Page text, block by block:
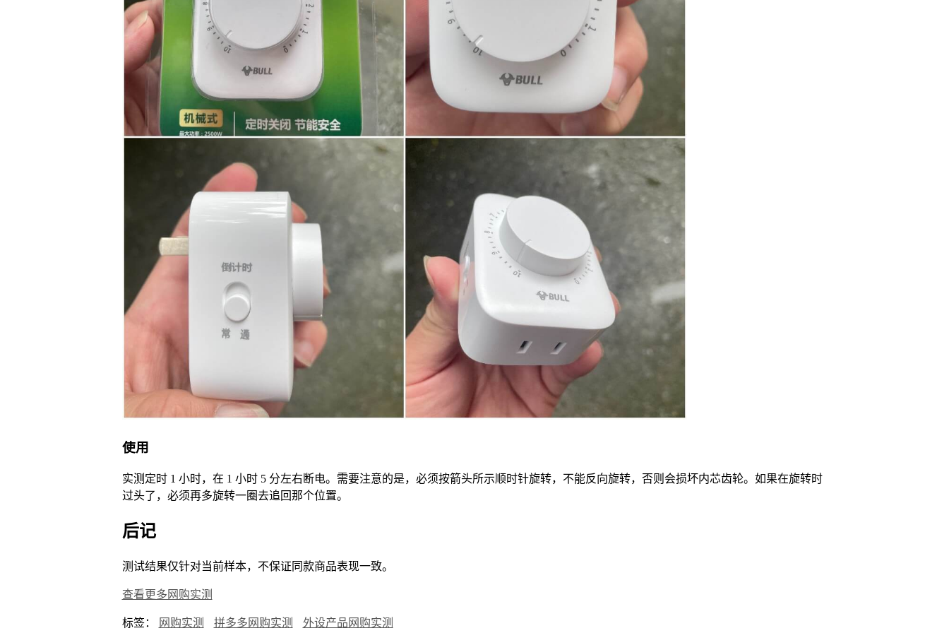
使用
实测定时 1 小时，在 1 小时 5 分左右断电。需要注意的是，必须按箭头所示顺时针旋转，不能反向旋转，否则会损坏内芯齿轮。如果在旋转时
过头了，必须再多旋转一圈去追回那个位置。
后记
测试结果仅针对当前样本，不保证同款商品表现一致。
查看更多网购实测
标签： 网购实测 拼多多网购实测 外设产品网购实测